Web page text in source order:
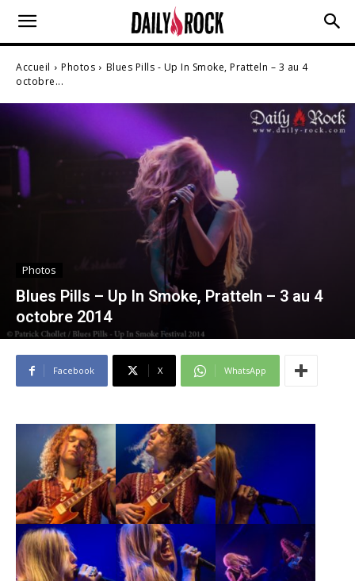
Accueil Photos
Blues Pills - Up In Smoke, Pratteln – 3 au 4
octobre...
Photos
Blues Pills – Up In Smoke, Pratteln – 3 au 4
octobre 2014
Facebook X WhatsApp